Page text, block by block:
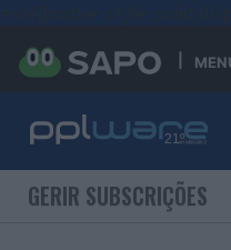
GERIR SUBSCRIÇÕES